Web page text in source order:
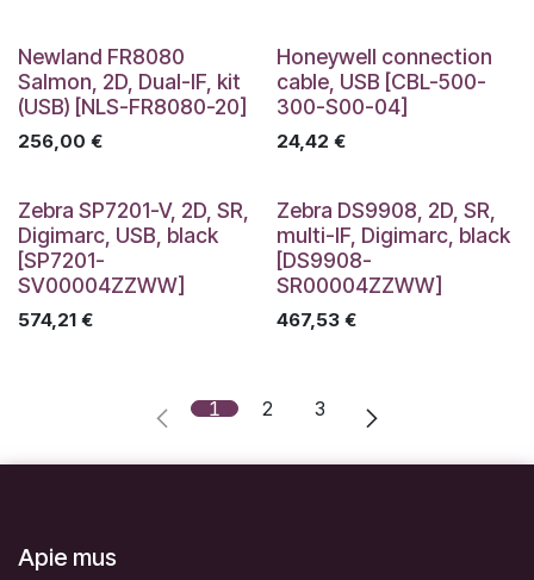
Newland FR8080
Salmon, 2D, Dual-IF, kit
(USB) [NLS-FR8080-20]
256,00 €
Honeywell connection
cable, USB [CBL-500-
300-S00-04]
24,42 €
Zebra SP7201-V, 2D, SR,
Digimarc, USB, black
[SP7201-
SV00004ZZWW]
574,21 €
Zebra DS9908, 2D, SR,
multi-IF, Digimarc, black
[DS9908-
SR00004ZZWW]
467,53€
1 2 3
Apie mus